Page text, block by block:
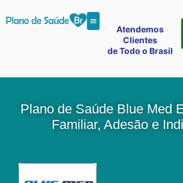
Atendemos
Clientes
de Todo o Brasil
Plano de Saúde Blue Med
Familiar, Adesão e